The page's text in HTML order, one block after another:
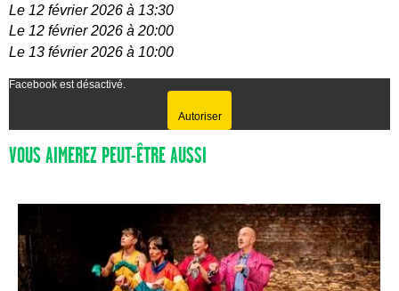
Le 12 février 2026 à 13:30
Le 12 février 2026 à 20:00
Le 13 février 2026 à 10:00
Facebook est désactivé.
Autoriser
VOUS AIMEREZ PEUT-ÊTRE AUSSI